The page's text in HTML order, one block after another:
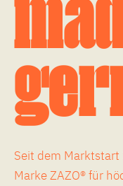
Seit dem
Marke ZAZO® für